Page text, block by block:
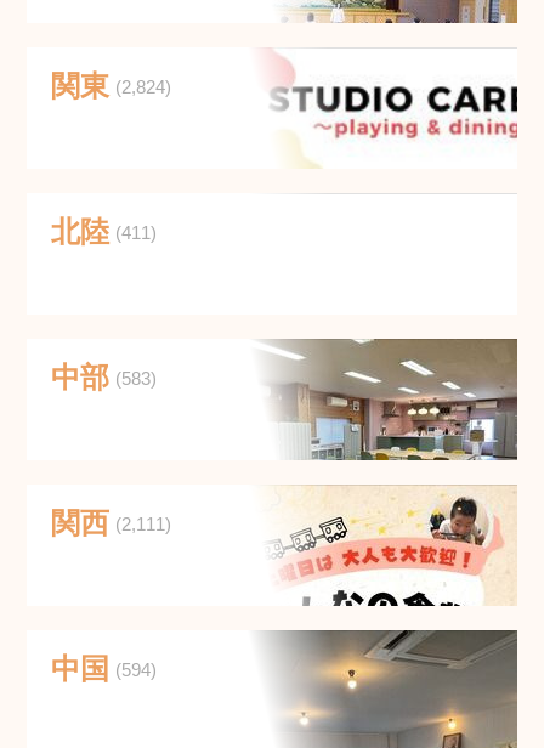
関東 (2,824)
北陸 (411)
中部 (583)
関西 (2,111)
中国 (594)